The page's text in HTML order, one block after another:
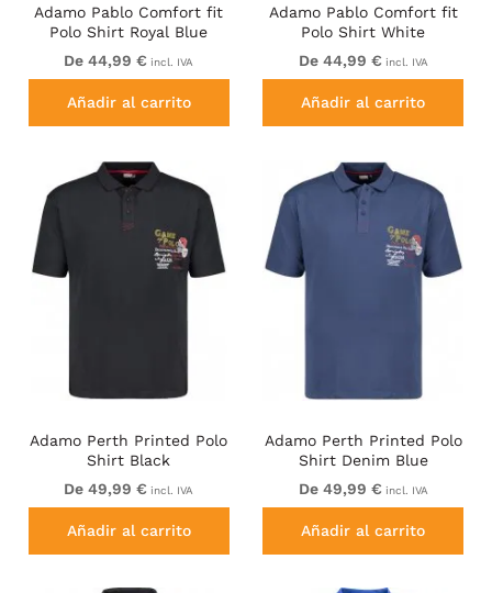
Adamo Pablo Comfort fit
Polo Shirt Royal Blue
De 44,99 € incl. IVA
Añadir al carrito
Adamo Pablo Comfort fit
Polo Shirt White
De 44,99 € incl. IVA
Añadir al carrito
Adamo Perth Printed Polo
Shirt Black
De 49,99 € incl. IVA
Añadir al carrito
Adamo Perth Printed Polo
Shirt Denim Blue
De 49,99 € incl. IVA
Añadir al carrito